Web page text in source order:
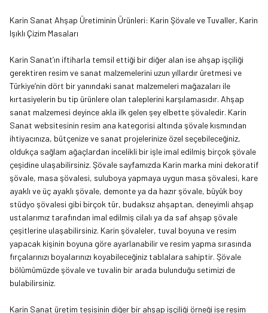
Karin Sanat Ahşap Üretiminin Ürünleri: Karin Şövale ve Tuvaller, Karin
Işıklı Çizim Masaları
Karin Sanat’ın iftiharla temsil ettiği bir diğer alan ise ahşap işçiliği
gerektiren resim ve sanat malzemelerini uzun yıllardır üretmesi ve
Türkiye’nin dört bir yanındaki sanat malzemeleri mağazaları ile
kırtasiyelerin bu tip ürünlere olan taleplerini karşılamasıdır. Ahşap
sanat malzemesi deyince akla ilk gelen şey elbette şövaledir. Karin
Sanat websitesinin resim ana kategorisi altında şövale kısmından
ihtiyacınıza, bütçenize ve sanat projelerinize özel seçebileceğiniz,
oldukça sağlam ağaçlardan incelikli bir işle imal edilmiş birçok şövale
çeşidine ulaşabilirsiniz. Şövale sayfamızda Karin marka mini dekoratif
şövale, masa şövalesi, suluboya yapmaya uygun masa şövalesi, kare
ayaklı ve üç ayaklı şövale, demonte ya da hazır şövale, büyük boy
stüdyo şövalesi gibi birçok tür, budaksız ahşaptan, deneyimli ahşap
ustalarımız tarafından imal edilmiş cilalı ya da saf ahşap şövale
çeşitlerine ulaşabilirsiniz. Karin şövaleler, tuval boyuna ve resim
yapacak kişinin boyuna göre ayarlanabilir ve resim yapma sırasında
fırçalarınızı boyalarınızı koyabileceğiniz tablalara sahiptir. Şövale
bölümümüzde şövale ve tuvalin bir arada bulunduğu setimizi de
bulabilirsiniz.
Karin Sanat üretim tesisinin diğer bir ahşap işçiliği örneği ise resim